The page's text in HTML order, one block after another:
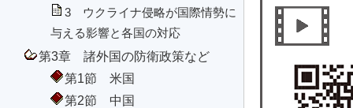
3 ウクライナ侵略が国際情勢に
与える影響と各国の対応
第3章 諸外国の防衛政策など
第1節 米国
第2節 中国